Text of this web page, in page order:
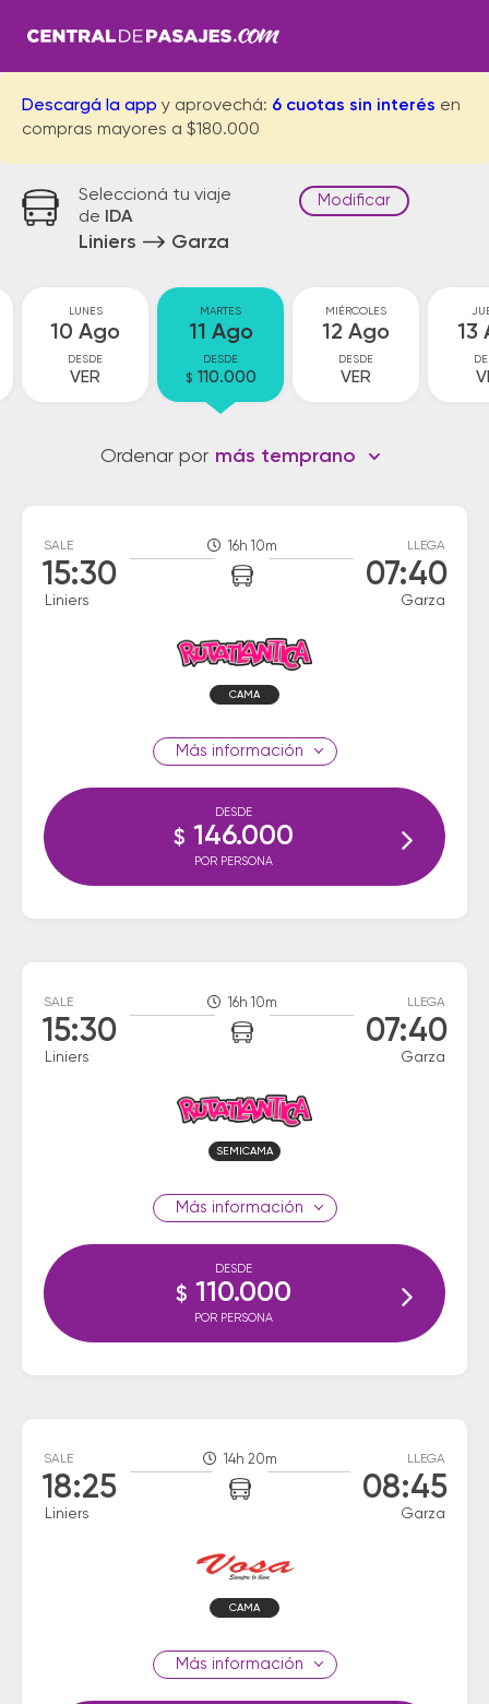
Descargá la app y aprovechá: 6 cuotas sin interés en
compras mayores a $180.000
Seleccioná tu viaje
de
IDA
Liniers Garza
Modificar
LUNES
10 Ago
DESDE
VER
MARTES
11 Ago
DESDE
$ 110.000
MIÉRCOLES
12 Ago
DESDE
VER
13
Ordenar por más temprano
SALE
15:30
Liniers
16h 10m LLEGA
07:40
Garza
CAMA
información
DESDE
$ 146.000
POR PERSONA
SALE
15:30
Liniers
16h 10m LLEGA
07:40
Garza
SEMICAMA
información
DESDE
$ 110.000
POR PERSONA
SALE
18:25
Liniers
14h 20m LLEGA
08:45
Garza
CAMA
información